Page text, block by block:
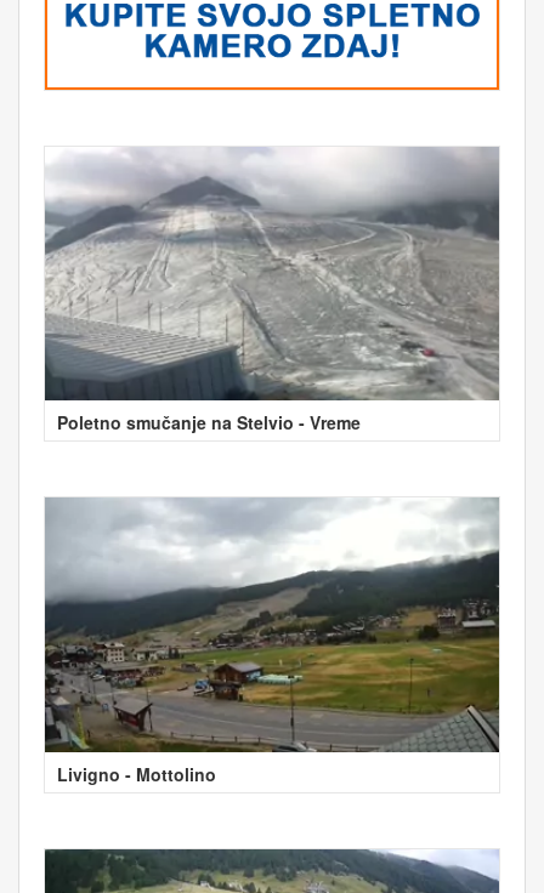
Poletno smučanje na Stelvio - Vreme
Livigno - Mottolino